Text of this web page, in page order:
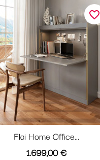
Flai Home Office...
Preis
1.699,00 €
Vorschau
WeißAnthrazit
favorite_border